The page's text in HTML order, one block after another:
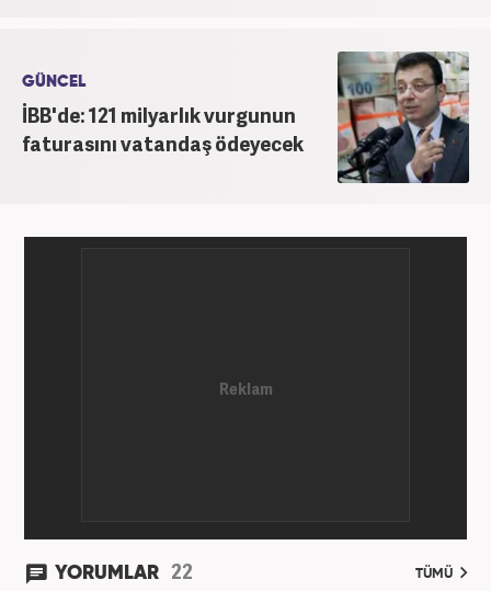
GÜNCEL
İBB'de: 121 milyarlık vurgunun
faturasını vatandaş ödeyecek
YORUMLAR 22 TÜMÜ